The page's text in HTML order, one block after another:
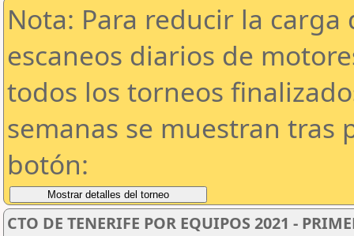
Nota: Para reducir la
escaneos diarios de
todos los torneos
semanas se muestran tras
botón:
CTO DE TENERIFE POR EQUIPOS 2021 -